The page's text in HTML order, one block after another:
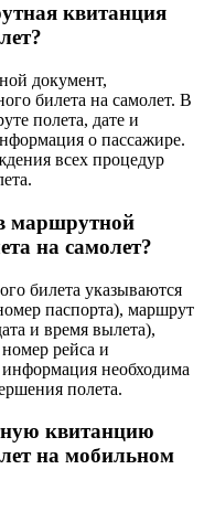
квитанция
документ,
билета на самолет. В
полета, дате и
о пассажире.
всех процедур
маршрутной
на самолет?
билета указываются
паспорта), маршрут
и время вылета),
рейса и
необходима
полета.
квитанцию
на мобильном